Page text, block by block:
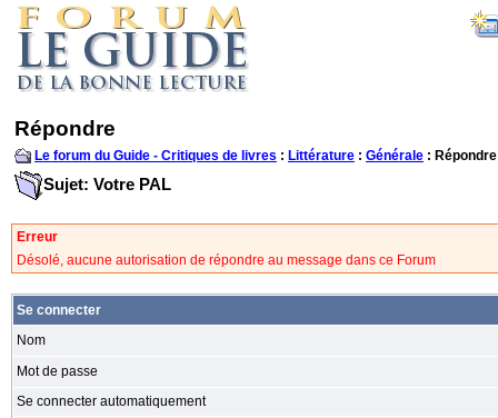
Répondre
Le forum du Guide - Critiques de livres : Littérature : Générale : Répondre
Sujet: Votre PAL
Erreur
Désolé, aucune autorisation de répondre au message dans ce Forum
Se connecter
Nom
Mot de passe
Se connecter automatiquement